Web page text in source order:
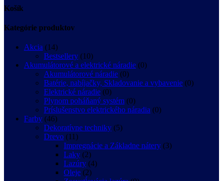
Košík
Kategórie produktov
Akcia (14)
Bestsellery (10)
Akumulátorové a elektrické náradie (0)
Akumulátorové náradie (0)
Batérie, nabíjačky, Skladovanie a vybavenie (0)
Elektrické náradie (0)
Plynom poháňaný systém (0)
Príslušenstvo elektrického náradia (0)
Farby (46)
Dekoratívne techniky (5)
Drevo (11)
Impregnácie a Základne nátery (3)
Laky (2)
Lazúry (4)
Oleje (2)